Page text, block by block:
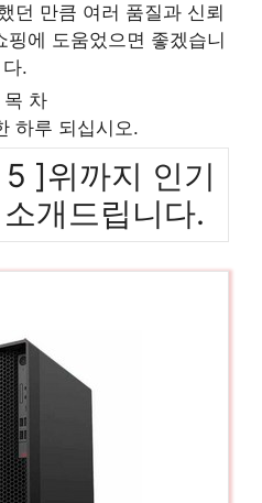
던 만큼 여러 품질과 신뢰
에 도움었으면 좋겠습니
다.
목 차
하루 되십시오.
]위까지 인기
개드립니다.